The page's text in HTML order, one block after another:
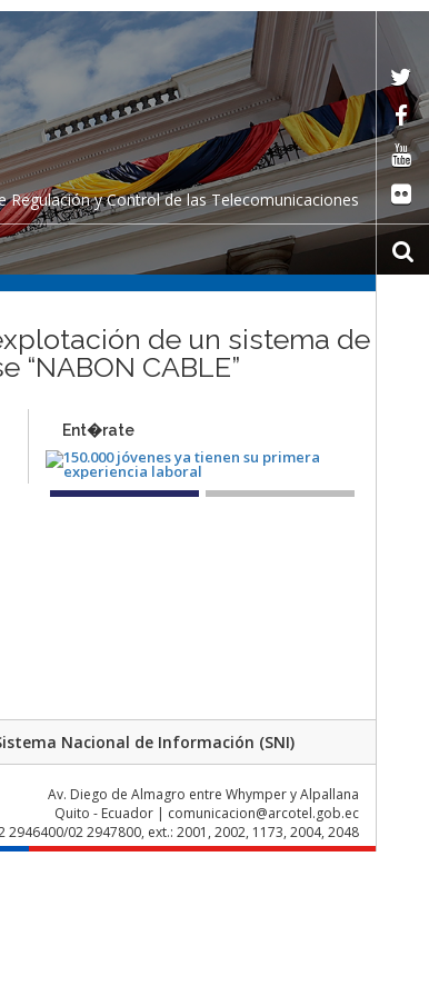
Regulación y Control de las Telecomunicaciones
de un sistema de
CABLE”
Ent�rate
Nacional de Información (SNI)
Av. Diego de Almagro entre Whymper y Alpallana
Quito - Ecuador | comunicacion@arcotel.gob.ec
2946400/02 2947800, ext.: 2001, 2002, 1173, 2004, 2048